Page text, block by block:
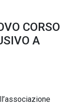
CORSO
A